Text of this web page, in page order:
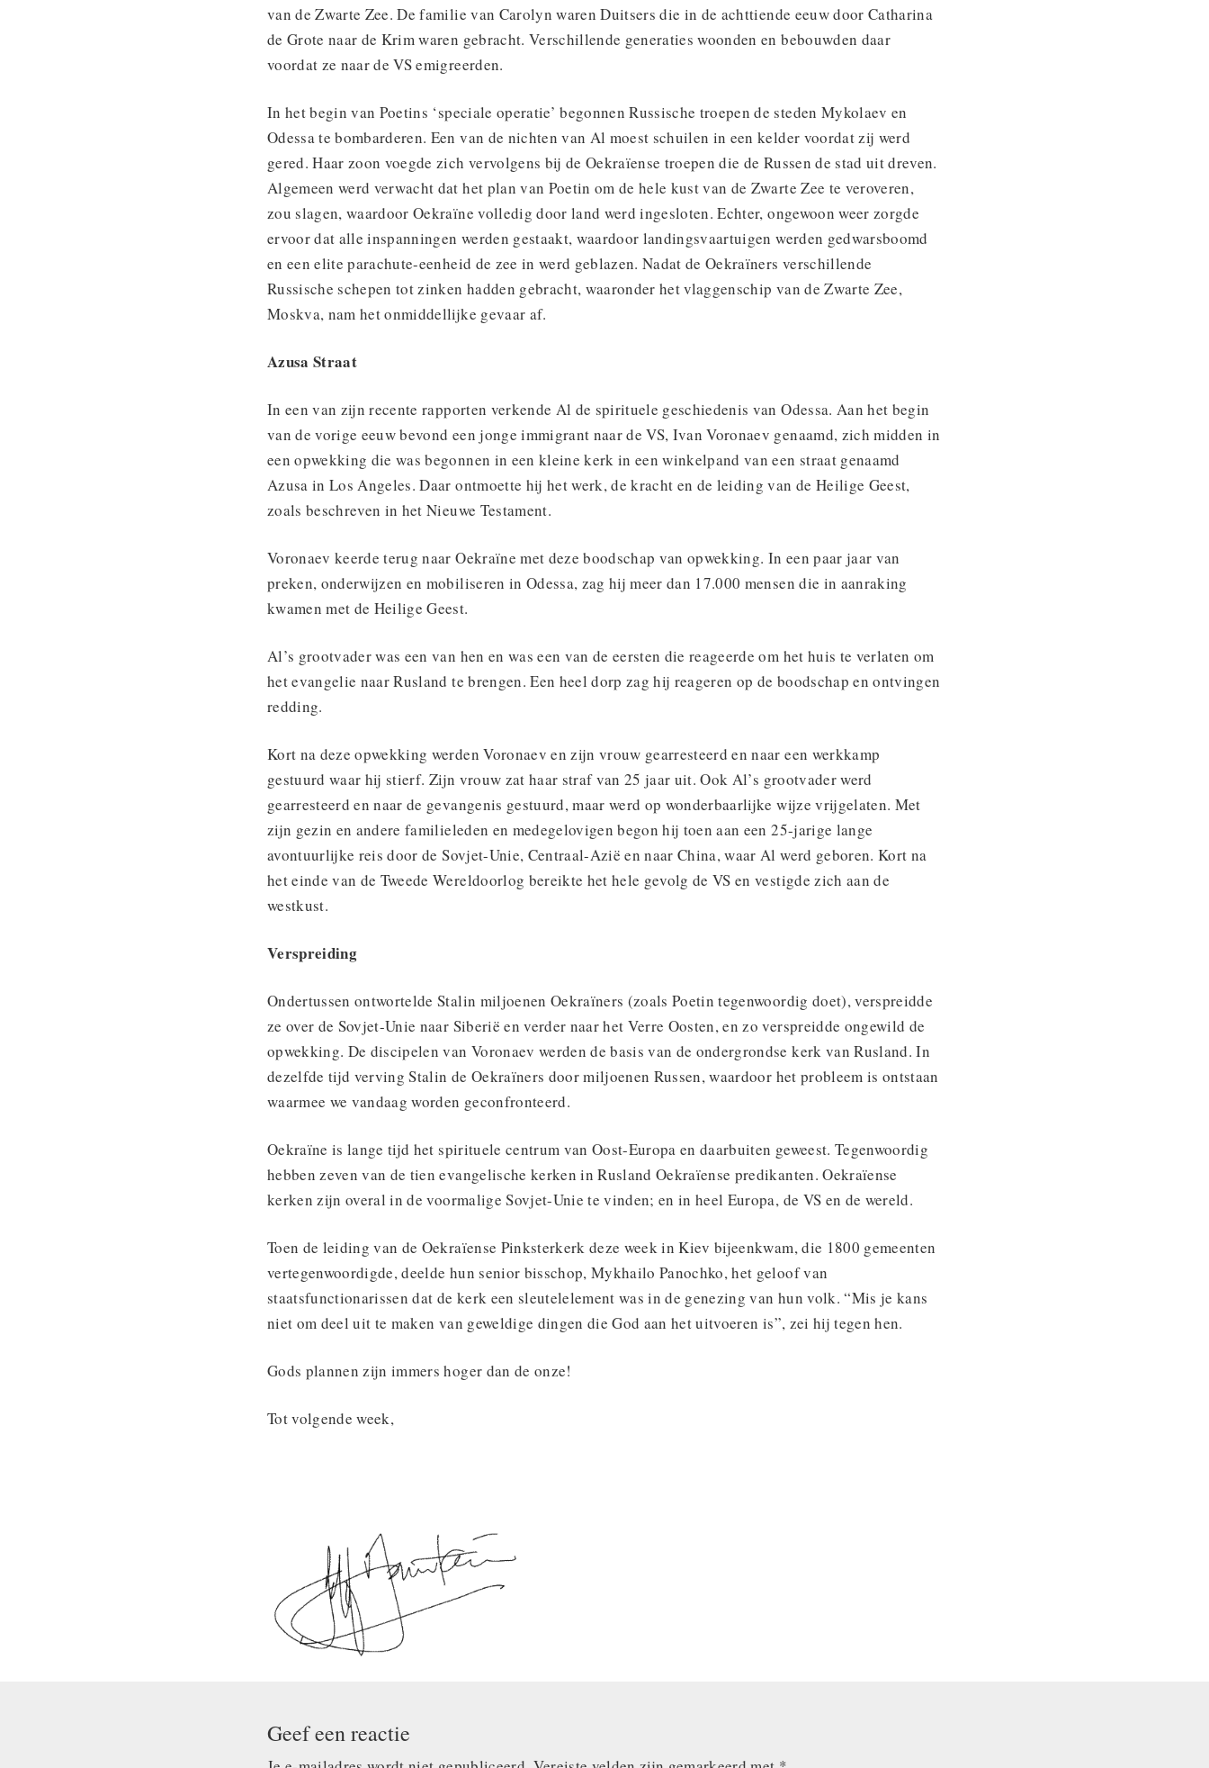
van de Zwarte Zee. De familie van Carolyn waren Duitsers die in de achttiende eeuw door Catharina
de Grote naar de Krim waren gebracht. Verschillende generaties woonden en bebouwden daar
voordat ze naar de VS emigreerden.
In het begin van Poetins ‘speciale operatie’ begonnen Russische troepen de steden Mykolaev en
Odessa te bombarderen. Een van de nichten van Al moest schuilen in een kelder voordat zij werd
gered. Haar zoon voegde zich vervolgens bij de Oekraïense troepen die de Russen de stad uit dreven.
Algemeen werd verwacht dat het plan van Poetin om de hele kust van de Zwarte Zee te veroveren,
zou slagen, waardoor Oekraïne volledig door land werd ingesloten. Echter, ongewoon weer zorgde
ervoor dat alle inspanningen werden gestaakt, waardoor landingsvaartuigen werden gedwarsboomd
en een elite parachute-eenheid de zee in werd geblazen. Nadat de Oekraïners verschillende
Russische schepen tot zinken hadden gebracht, waaronder het vlaggenschip van de Zwarte Zee,
Moskva, nam het onmiddellijke gevaar af.
Azusa Straat
In een van zijn recente rapporten verkende Al de spirituele geschiedenis van Odessa. Aan het begin
van de vorige eeuw bevond een jonge immigrant naar de VS, Ivan Voronaev genaamd, zich midden in
een opwekking die was begonnen in een kleine kerk in een winkelpand van een straat genaamd
Azusa in Los Angeles. Daar ontmoette hij het werk, de kracht en de leiding van de Heilige Geest,
zoals beschreven in het Nieuwe Testament.
Voronaev keerde terug naar Oekraïne met deze boodschap van opwekking. In een paar jaar van
preken, onderwijzen en mobiliseren in Odessa, zag hij meer dan 17.000 mensen die in aanraking
kwamen met de Heilige Geest.
Al’s grootvader was een van hen en was een van de eersten die reageerde om het huis te verlaten om
het evangelie naar Rusland te brengen. Een heel dorp zag hij reageren op de boodschap en ontvingen
redding.
Kort na deze opwekking werden Voronaev en zijn vrouw gearresteerd en naar een werkkamp
gestuurd waar hij stierf. Zijn vrouw zat haar straf van 25 jaar uit. Ook Al’s grootvader werd
gearresteerd en naar de gevangenis gestuurd, maar werd op wonderbaarlijke wijze vrijgelaten. Met
zijn gezin en andere familieleden en medegelovigen begon hij toen aan een 25-jarige lange
avontuurlijke reis door de Sovjet-Unie, Centraal-Azië en naar China, waar Al werd geboren. Kort na
het einde van de Tweede Wereldoorlog bereikte het hele gevolg de VS en vestigde zich aan de
westkust.
Verspreiding
Ondertussen ontwortelde Stalin miljoenen Oekraïners (zoals Poetin tegenwoordig doet), verspreidde
ze over de Sovjet-Unie naar Siberië en verder naar het Verre Oosten, en zo verspreidde ongewild de
opwekking. De discipelen van Voronaev werden de basis van de ondergrondse kerk van Rusland. In
dezelfde tijd verving Stalin de Oekraïners door miljoenen Russen, waardoor het probleem is ontstaan
waarmee we vandaag worden geconfronteerd.
Oekraïne is lange tijd het spirituele centrum van Oost-Europa en daarbuiten geweest. Tegenwoordig
hebben zeven van de tien evangelische kerken in Rusland Oekraïense predikanten. Oekraïense
kerken zijn overal in de voormalige Sovjet-Unie te vinden; en in heel Europa, de VS en de wereld.
Toen de leiding van de Oekraïense Pinksterkerk deze week in Kiev bijeenkwam, die 1800 gemeenten
vertegenwoordigde, deelde hun senior bisschop, Mykhailo Panochko, het geloof van
staatsfunctionarissen dat de kerk een sleutelelement was in de genezing van hun volk. “Mis je kans
niet om deel uit te maken van geweldige dingen die God aan het uitvoeren is”, zei hij tegen hen.
Gods plannen zijn immers hoger dan de onze!
Tot volgende week,
Geef een reactie